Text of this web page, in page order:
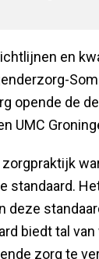
en
opende de
UMC
standaard.
deze
biedt tal
zorg te